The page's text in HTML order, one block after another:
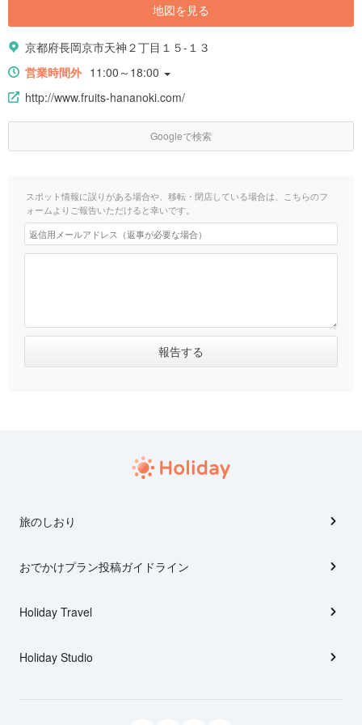
地図を見る
京都府長岡京市天神２丁目１５-１３
営業時間外 11:00～18:00
http://www.fruits-hananoki.com/
Googleで検索
スポット情報に誤りがある場合や、移転・閉店している場合は、こちらのフ
ォームよりご報告いただけると幸いです。
旅のしおり
おでかけプラン投稿ガイドライン
Holiday Travel
Holiday Studio